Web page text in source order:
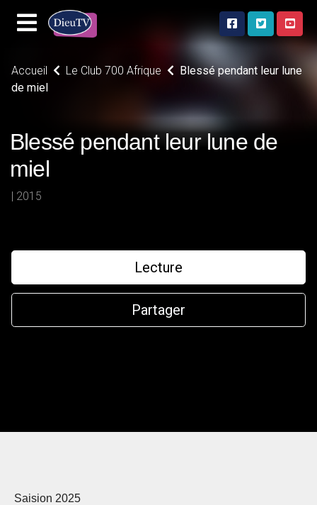
Accueil Le Club 700 Afrique
Blessé pendant leur lune
de miel
Blessé pendant leur lune de
miel
| 2015
Lecture
Partager
Saision 2025